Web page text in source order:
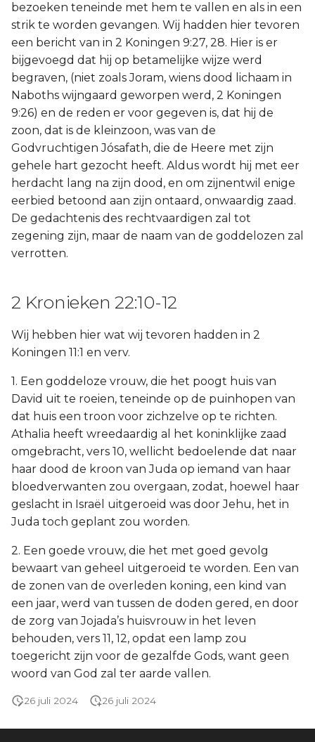
bezoeken teneinde met hem te vallen en als in een
strik te worden gevangen. Wij hadden hier tevoren
een bericht van in 2 Koningen 9:27, 28. Hier is er
bijgevoegd dat hij op betamelijke wijze werd
begraven, (niet zoals Joram, wiens dood lichaam in
Naboths wijngaard geworpen werd, 2 Koningen
9:26) en de reden er voor gegeven is, dat hij de
zoon, dat is de kleinzoon, was van de
Godvruchtigen Jósafath, die de Heere met zijn
gehele hart gezocht heeft. Aldus wordt hij met eer
herdacht lang na zijn dood, en om zijnentwil enige
eerbied betoond aan zijn ontaard, onwaardig zaad.
De gedachtenis des rechtvaardigen zal tot
zegening zijn, maar de naam van de goddelozen zal
verrotten.
2 Kronieken 22:10-12
Wij hebben hier wat wij tevoren hadden in 2
Koningen 11:1 en verv.
1. Een goddeloze vrouw, die het poogt huis van
David uit te roeien, teneinde op de puinhopen van
dat huis een troon voor zichzelve op te richten.
Athalia heeft wreedaardig al het koninklijke zaad
omgebracht, vers 10, wellicht bedoelende dat naar
haar dood de kroon van Juda op iemand van haar
bloedverwanten zou overgaan, zodat, hoewel haar
geslacht in Israël uitgeroeid was door Jehu, het in
Juda toch geplant zou worden.
2. Een goede vrouw, die het met goed gevolg
bewaart van geheel uitgeroeid te worden. Een van
de zonen van de overleden koning, een kind van
een jaar, werd van tussen de doden gered, en door
de zorg van Jojada’s huisvrouw in het leven
behouden, vers 11, 12, opdat een lamp zou
toegericht zijn voor de gezalfde Gods, want geen
woord van God zal ter aarde vallen.
26 juli 2024 26 juli 2024